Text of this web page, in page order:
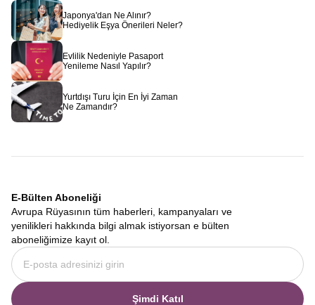
rüzgarı size firavunların sırlarını taşır.
Japonya'dan Ne Alınır?
Hediyelik Eşya Önerileri Neler?
Evlilik Nedeniyle Pasaport
Yenileme Nasıl Yapılır?
Yurtdışı Turu İçin En İyi Zaman
Ne Zamandır?
E-Bülten Aboneliği
Avrupa Rüyasının tüm haberleri, kampanyaları ve
yenilikleri hakkında bilgi almak istiyorsan e bülten
aboneliğimize kayıt ol.
Şimdi Katıl